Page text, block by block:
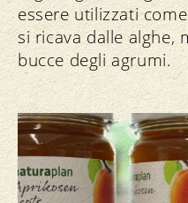
essere utilizzati
si ricava dalle alghe,
bucce degli agrumi.